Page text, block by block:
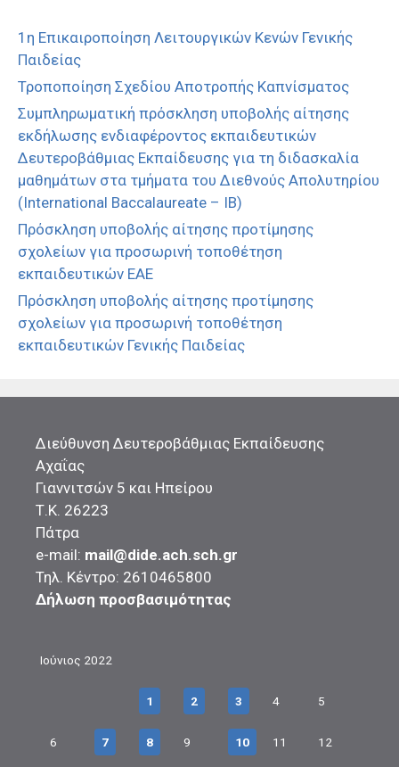
1η Επικαιροποίηση Λειτουργικών Κενών Γενικής
Παιδείας
Τροποποίηση Σχεδίου Αποτροπής Καπνίσματος
Συμπληρωματική πρόσκληση υποβολής αίτησης
εκδήλωσης ενδιαφέροντος εκπαιδευτικών
Δευτεροβάθμιας Εκπαίδευσης για τη διδασκαλία
μαθημάτων στα τμήματα του Διεθνούς Απολυτηρίου
(International Baccalaureate – IB)
Πρόσκληση υποβολής αίτησης προτίμησης
σχολείων για προσωρινή τοποθέτηση
εκπαιδευτικών ΕΑΕ
Πρόσκληση υποβολής αίτησης προτίμησης
σχολείων για προσωρινή τοποθέτηση
εκπαιδευτικών Γενικής Παιδείας
Διεύθυνση Δευτεροβάθμιας Εκπαίδευσης
Αχαΐας
Γιαννιτσών 5 και Ηπείρου
Τ.Κ. 26223
Πάτρα
e-mail: mail@dide.ach.sch.gr
Τηλ. Κέντρο: 2610465800
Δήλωση προσβασιμότητας
Ιούνιος 2022
1 2 3 4 5
6 7 8 9 10 11 12